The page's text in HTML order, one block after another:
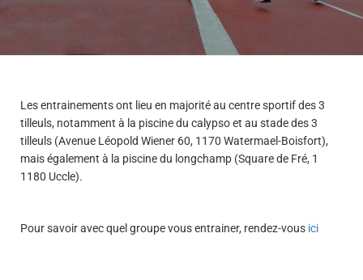
Les entrainements ont lieu en majorité au centre sportif des 3
tilleuls, notamment à la piscine du calypso et au stade des 3
tilleuls (Avenue Léopold Wiener 60, 1170 Watermael-Boisfort),
mais également à la piscine du longchamp (Square de Fré, 1
1180 Uccle).
Pour savoir avec quel groupe vous entrainer, rendez-vous ici